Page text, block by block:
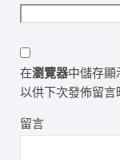
在瀏覽器中儲存顯
以供下次發佈留言
留言